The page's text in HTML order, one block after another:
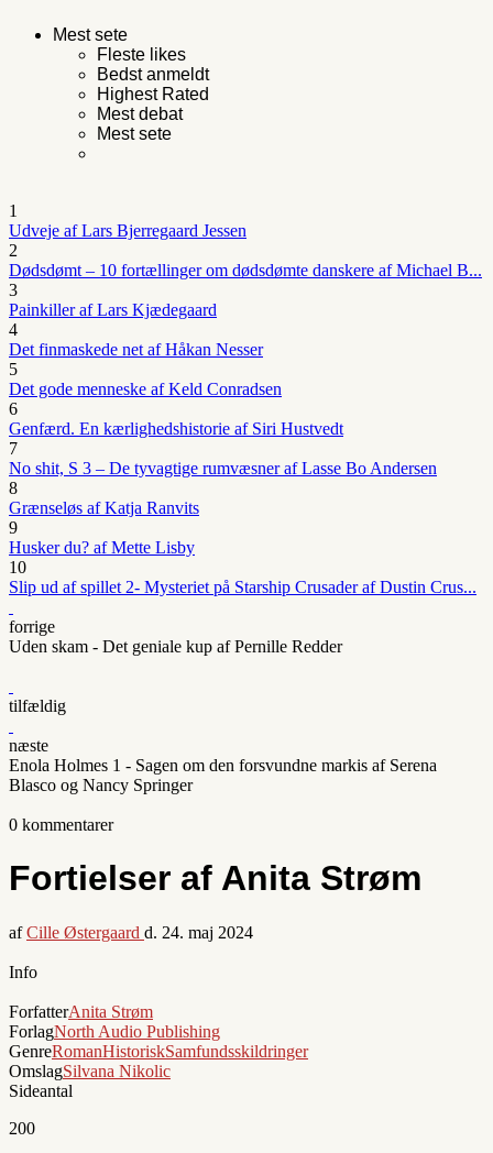
Mest sete
Fleste likes
Bedst anmeldt
Highest Rated
Mest debat
Mest sete
1
Udveje af Lars Bjerregaard Jessen
2
Dødsdømt – 10 fortællinger om dødsdømte danskere af Michael B...
3
Painkiller af Lars Kjædegaard
4
Det finmaskede net af Håkan Nesser
5
Det gode menneske af Keld Conradsen
6
Genfærd. En kærlighedshistorie af Siri Hustvedt
7
No shit, S 3 – De tyvagtige rumvæsner af Lasse Bo Andersen
8
Grænseløs af Katja Ranvits
9
Husker du? af Mette Lisby
10
Slip ud af spillet 2- Mysteriet på Starship Crusader af Dustin Crus...
forrige
Uden skam - Det geniale kup af Pernille Redder
tilfældig
næste
Enola Holmes 1 - Sagen om den forsvundne markis af Serena
Blasco og Nancy Springer
0 kommentarer
Fortielser af Anita Strøm
afCille Østergaard d. 24. maj 2024
Info
ForfatterAnita Strøm
ForlagNorth Audio Publishing
GenreRomanHistoriskSamfundsskildringer
OmslagSilvana Nikolic
Sideantal
200